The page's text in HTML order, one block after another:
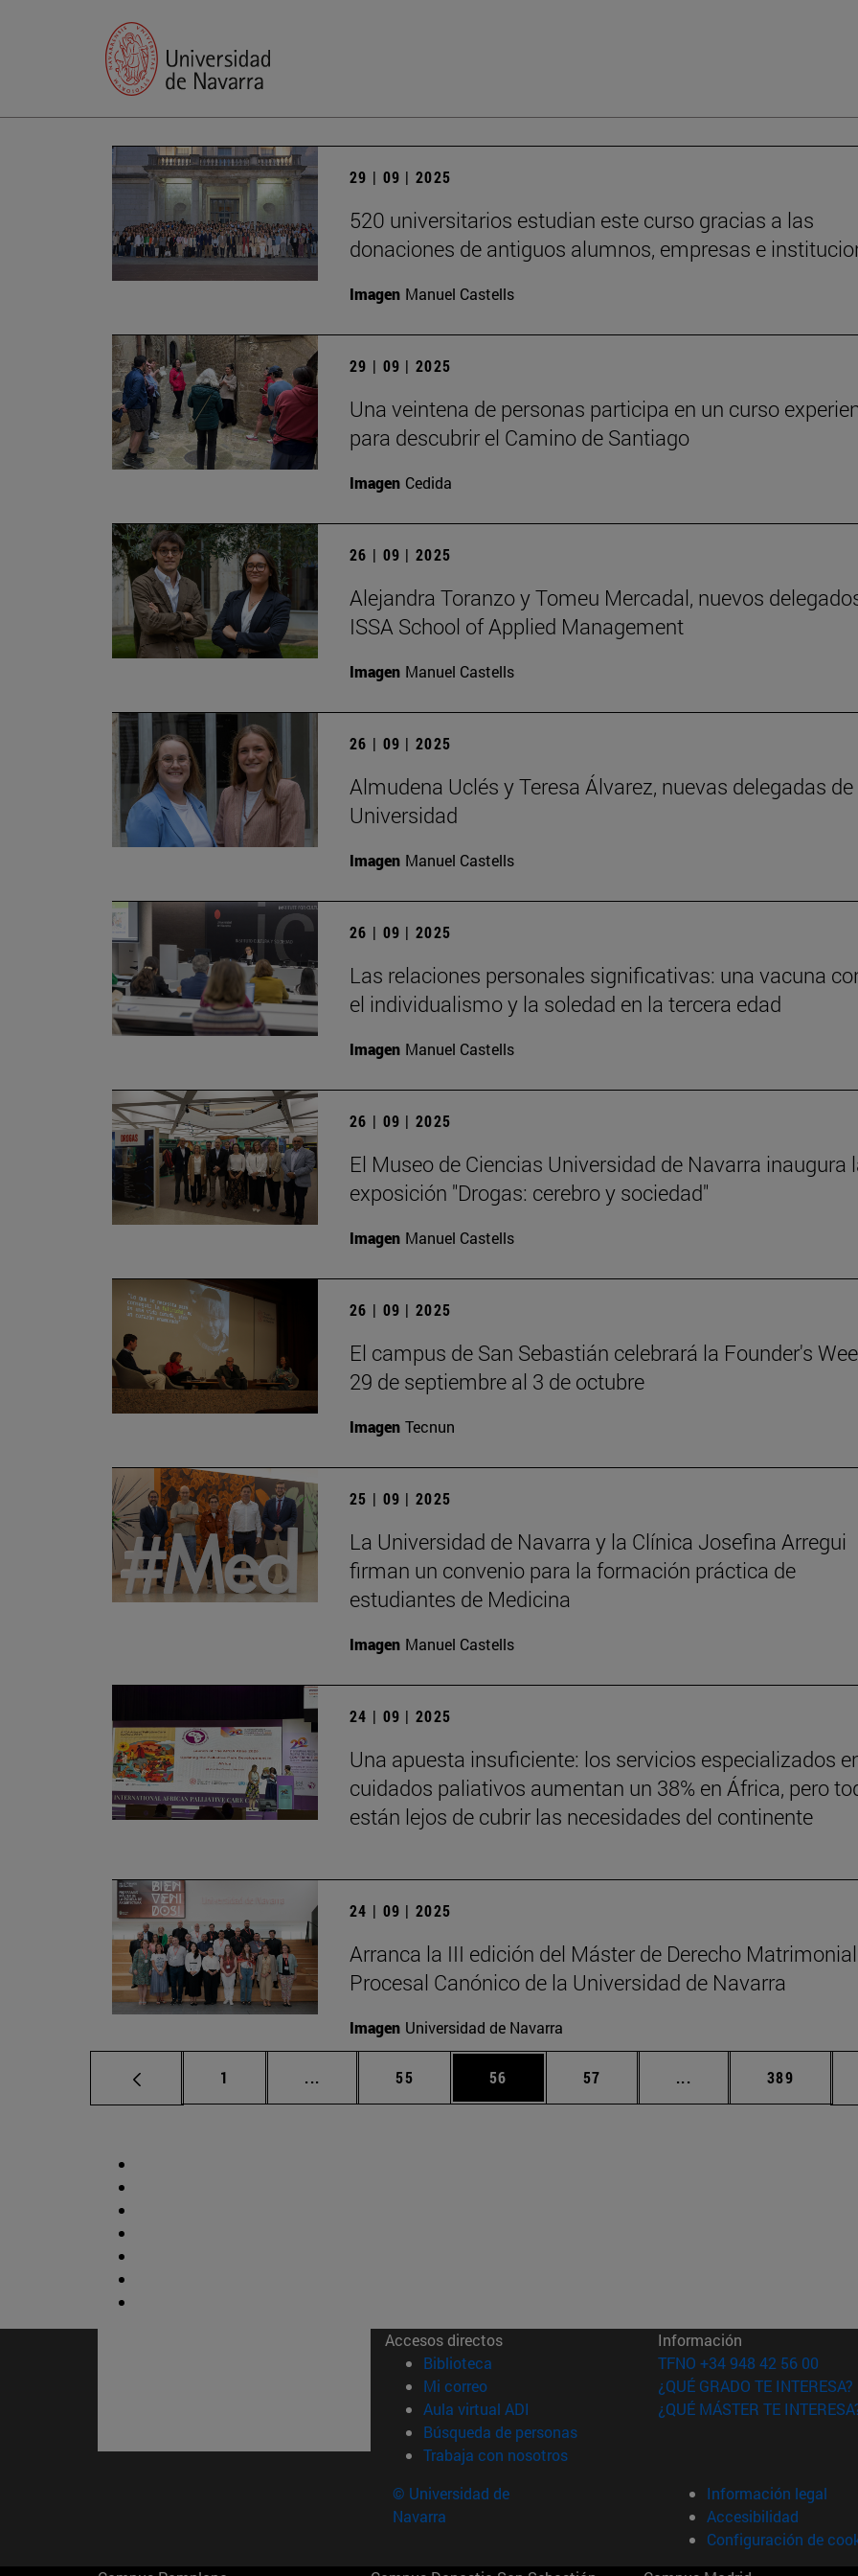
29 | 09 | 2025
520 universitarios estudian este curso gracias a las
donaciones de antiguos alumnos, empresas e
Imagen Manuel Castells
29 | 09 | 2025
Una veintena de personas participa en un curso
para descubrir el Camino de Santiago
Imagen Cedida
26 | 09 | 2025
Alejandra Toranzo y Tomeu Mercadal, nuevos
ISSA School of Applied Management
Imagen Manuel Castells
26 | 09 | 2025
Almudena Uclés y Teresa Álvarez, nuevas delegadas de
Universidad
Imagen Manuel Castells
26 | 09 | 2025
Las relaciones personales significativas: una vacuna
el individualismo y la soledad en la tercera edad
Imagen Manuel Castells
26 | 09 | 2025
El Museo de Ciencias Universidad de Navarra inaugura
exposición "Drogas: cerebro y sociedad"
Imagen Manuel Castells
26 | 09 | 2025
El campus de San Sebastián celebrará la Founder's
29 de septiembre al 3 de octubre
Imagen Tecnun
25 | 09 | 2025
La Universidad de Navarra y la Clínica Josefina Arregui
firman un convenio para la formación práctica de
estudiantes de Medicina
Imagen Manuel Castells
24 | 09 | 2025
Una apuesta insuficiente: los servicios especializados
cuidados paliativos aumentan un 38% en África, pero
están lejos de cubrir las necesidades del continente
24 | 09 | 2025
Arranca la III edición del Máster de Derecho
Procesal Canónico de la Universidad de Navarra
Imagen Universidad de Navarra
Página
1 ... Páginas intermedias Use TAB para desplazarse.
Página
55 Página
56 Página
57 ... Páginas intermedias
Página
389
Accesos directos
Biblioteca (abre en nueva ventana)
Mi correo(abre en nueva ventana)
Aula virtual ADI (abre en nueva ventana)
Búsqueda de personas(abre en nueva ventana)
Trabaja con nosotros(abre en nueva ventana)
Información
TFNO +34 948 42 56 00
¿QUÉ GRADO TE INTERESA?
¿QUÉ MÁSTER TE
© Universidad de
Navarra
Información legal
Accesibilidad
Configuración de